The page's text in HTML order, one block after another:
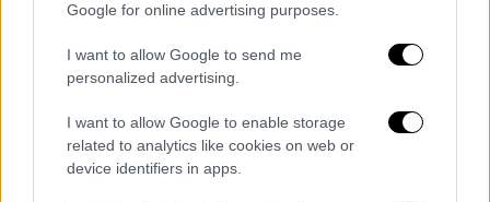
Google for online advertising purposes.
I want to allow Google to send me
personalized advertising.
I want to allow Google to enable storage
related to analytics like cookies on web or
device identifiers in apps.
Στην άσκηση συμμετέχουν Κεντρικοί φορείς
(Υπουργεία, Κεντρικοί Οργανισμοί), η
Περιφέρεια Κρήτης, η Αποκεντρωμένη
Κρήτης, οι Εθελοντικές Οργανώσεις, οι
Περιφερειακοί και Τοπικοί Φορείς, το